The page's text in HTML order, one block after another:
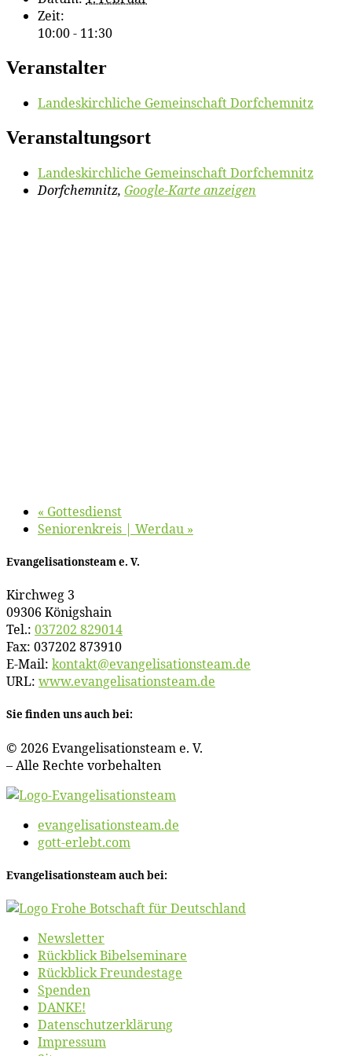
Zeit:
10:00 - 11:30
Veranstalter
Lan­des­kirch­li­che Ge­mein­schaft Dorfchemnitz
Veranstaltungsort
Lan­des­kirch­li­che Ge­mein­schaft Dorfchemnitz
Dorfchemnitz, Google-Karte anzeigen
« Got­tes­dienst
Se­nio­ren­kreis | Werdau »
Evan­ge­li­sa­ti­ons­team e. V.
Kirch­weg 3
09306 Königshain
Tel.: 037202 829014
Fax: 037202 873910
E‑Mail: kontakt@​evangelisationsteam.​de
URL: www​.evan​ge​li​sa​ti​ons​team​.de
Sie fin­den uns auch bei:
© 2026 Evan­ge­li­sa­ti­ons­team e. V.
– Al­le Rech­te vorbehalten
evangelisationsteam.de
gott-erlebt.com
Evan­ge­li­sa­ti­ons­team auch bei:
News­let­ter
Rück­blick Bibelseminare
Rück­blick Freundestage
Spen­den
DANKE!
Daten­schutz­er­klä­rung
Im­pres­sum